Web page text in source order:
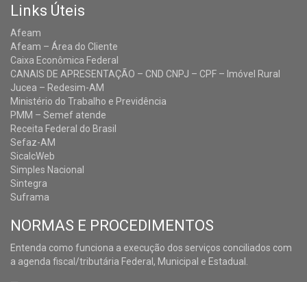
Links Úteis
Afeam
Afeam – Área do Cliente
Caixa Econômica Federal
CANAIS DE APRESENTAÇÃO – CND CNPJ – CPF – Imóvel Rural
Jucea – Redesim-AM
Ministério do Trabalho e Previdência
PMM – Semef atende
Receita Federal do Brasil
Sefaz-AM
SicalcWeb
Simples Nacional
Sintegra
Suframa
NORMAS E PROCEDIMENTOS
Entenda como funciona a execução dos serviços conciliados com
a agenda fiscal/tributária Federal, Municipal e Estadual.